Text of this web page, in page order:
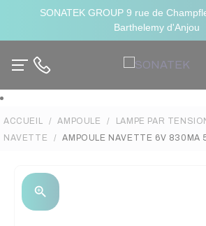
SONATEK GROUP 9 rue de
Barthelemy d'Anjou
ACCUEIL AMPOULE LAMPE PAR
NAVETTE
AMPOULE NAVETTE 6V 830MA
zoom_in